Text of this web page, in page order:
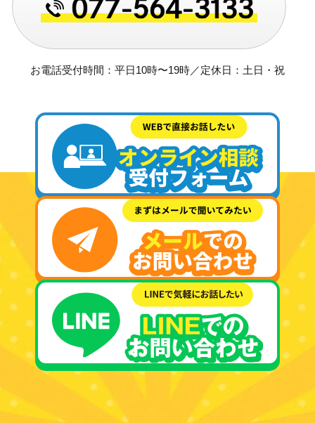
お電話受付時間：平日10時〜19時／定休日：土日・祝